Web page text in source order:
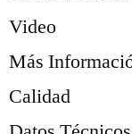
Video
Más
Calidad